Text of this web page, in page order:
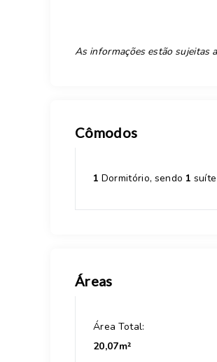
As informações estão sujeitas
Cômodos
1 Dormitório, sendo 1 suíte
Áreas
Área Total:
20,07m²